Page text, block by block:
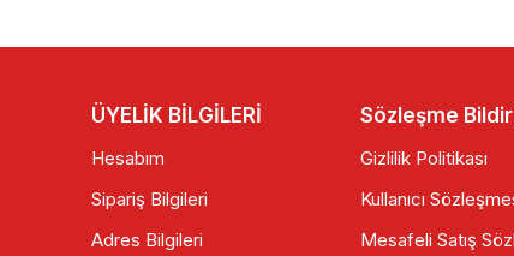
ÜYELİK BİLGİLERİ
Hesabım
Sipariş Bilgileri
Adres Bilgileri
Sözleşme
Gizlilik Politikası
Kullanıcı
Mesafeli Satış